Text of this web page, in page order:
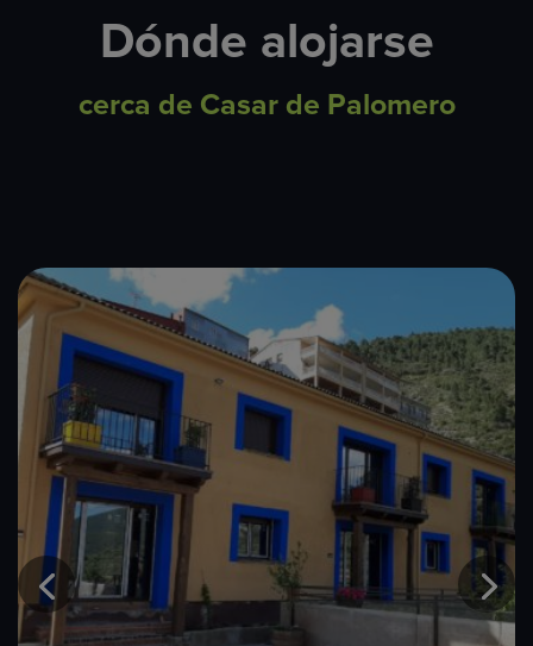
Dónde alojarse
cerca de Casar de Palomero